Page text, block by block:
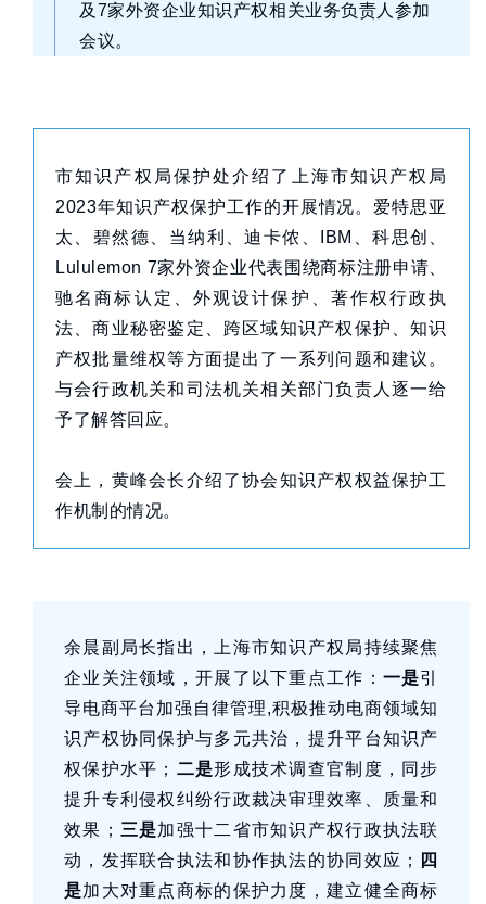
及7家外资企业知识产权相关业务负责人参加
会议。
市知识产权局保护处介绍了上海市知识产权局
2023年知识产权保护工作的开展情况。爱特思亚
太、碧然德、当纳利、迪卡侬、IBM、科思创、
Lululemon 7家外资企业代表围绕商标注册申请、
驰名商标认定、外观设计保护、著作权行政执
法、商业秘密鉴定、跨区域知识产权保护、知识
产权批量维权等方面提出了一系列问题和建议。
与会行政机关和司法机关相关部门负责人逐一给
予了解答回应。
会上，黄峰会长介绍了协会知识产权权益保护工
作机制的情况。
余晨副局长指出，上海市知识产权局持续聚焦
企业关注领域，开展了以下重点工作： 一是引
导电商平台加强自律管理,积极推动电商领域知
识产权协同保护与多元共治，提升平台知识产
权保护水平； 二是形成技术调查官制度，同步
提升专利侵权纠纷行政裁决审理效率、质量和
效果； 三是加强十二省市知识产权行政执法联
动，发挥联合执法和协作执法的协同效应；
四
是加大对重点商标的保护力度，建立健全商标